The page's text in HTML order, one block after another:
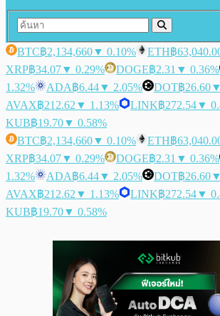
BTC฿2,134,660▼ 0.10% ETH฿
XRP฿34.07▼ 0.29% DOGE฿2.31 ▼ 0.36%
1.32%
ADA฿6.44▼ 2.05% DOT฿26.60
AVAX฿212.62 ▼ 1.13% LINK฿272.54▼
KUB฿19.70▼ 0.58%
BTC฿2,134,660▼ 0.10% ETH฿
XRP฿34.07▼ 0.29% DOGE฿2.31 ▼ 0.36%
1.32%
ADA฿6.44▼ 2.05% DOT฿26.60
AVAX฿212.62 ▼ 1.13% LINK฿272.54▼
KUB฿19.70▼ 0.58%